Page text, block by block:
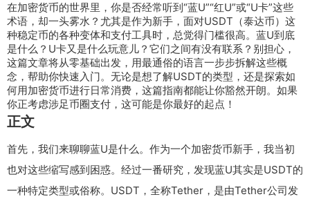
在加密货币的世界里，你是否经常听到“蓝U”“红U”或“U卡”这些
术语，却一头雾水？尤其是作为新手，面对USDT（泰达币）这
种稳定币的各种变体和支付工具时，总觉得门槛很高。蓝U到底
是什么？U卡又是什么玩意儿？它们之间有没有联系？别担心，
这篇文章将从零基础出发，用最通俗的语言一步步拆解这些概
念，帮助你快速入门。无论是想了解USDT的类型，还是探索如
何用加密货币进行日常消费，这篇指南都能让你豁然开朗。如果
你正考虑涉足币圈支付，这可能是你最好的起点！
正文
首先，我们来聊聊蓝U是什么。作为一个加密货币新手，我当初
也对这些缩写感到困惑。经过一番研究，发现蓝U其实是USDT的
一种特定类型或俗称。USDT，全称Tether，是由Tether公司发